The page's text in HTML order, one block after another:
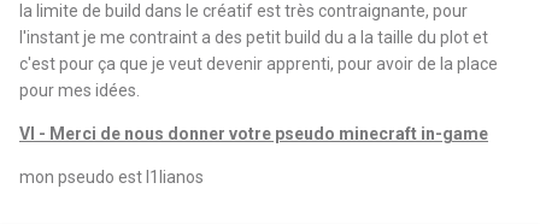
la limite de build dans le créatif est très contraignante, pour
l'instant je me contraint a des petit build du a la taille du plot et
c'est pour ça que je veut devenir apprenti, pour avoir de la place
pour mes idées.
VI - Merci de nous donner votre pseudo minecraft in-game
mon pseudo est l1lianos